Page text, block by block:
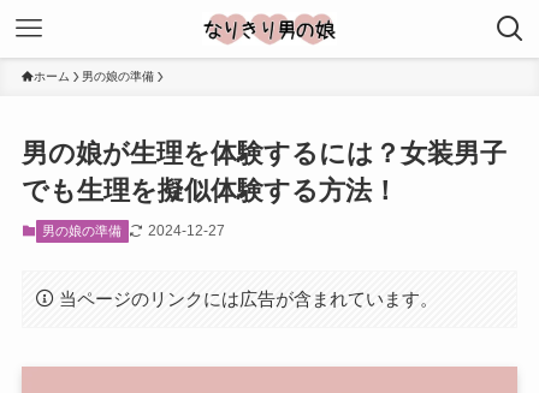
ホーム 男の娘の準備
男の娘が生理を体験するには？女装男子
でも生理を擬似体験する方法！
男の娘の準備 2024-12-27
当ページのリンクには広告が含まれています。